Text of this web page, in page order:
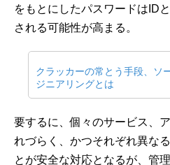
をもとにしたパスワードはID
される可能性が高まる。
クラッカーの常とう手段、ソ
ジニアリングとは
要するに、個々のサービス、
れづらく、かつそれぞれ異な
とが安全な対応となるが、管